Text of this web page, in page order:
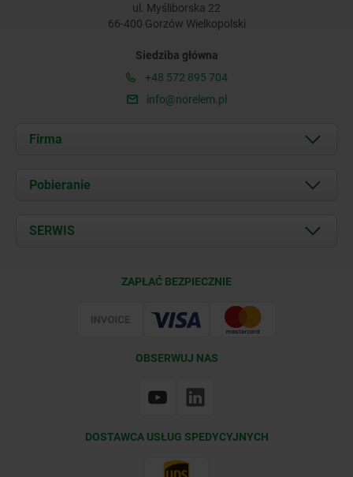
ul. Myśliborska 22
66-400 Gorzów Wielkopolski
Siedziba główna
+48 572 895 704
info@norelem.pl
Firma
O nas
Kontakt
Pobieranie
Documents
SERWIS
ZAPŁAĆ BEZPIECZNIE
OBSERWUJ NAS
DOSTAWCA USŁUG SPEDYCYJNYCH